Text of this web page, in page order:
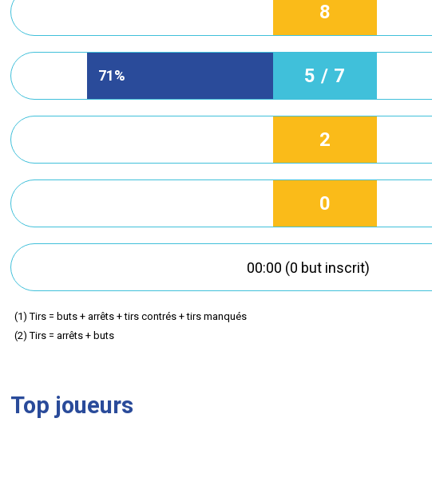
8
71% 5 / 7
2
0
00:00 (0 but inscrit)
(1) Tirs = buts + arrêts + tirs contrés + tirs manqués
(2) Tirs = arrêts + buts
Top joueurs